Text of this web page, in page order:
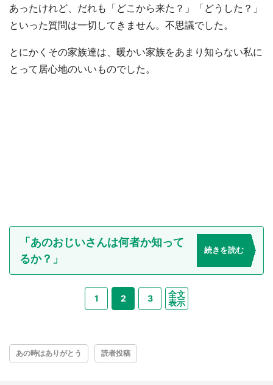
あったけれど、だれも「どこから来た？」「どうした？」
といった質問は一切してきません。不思議でした。
とにかくその家族達は、暖かい家族をあまり知らない私に
とって居心地のいいものでした。
「あのおじいさんは何者か知って
るか？」
続きを読む
1 2 3
全文
表示
あの時はありがとう 読者投稿